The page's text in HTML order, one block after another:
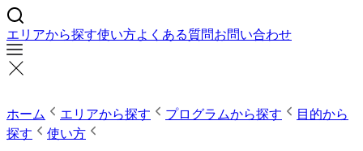
エリアから探す使い方よくある質問お問い合わせ
ホーム エリアから探す プログラムから探す
目的から
探す
使い方